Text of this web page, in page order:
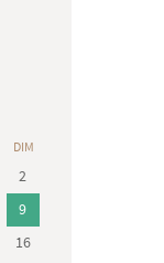
DIM
2
9
16